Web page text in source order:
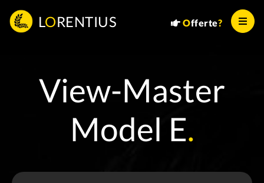
L ORENTIUS Offerte?
View-Master
Model E.